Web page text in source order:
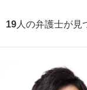
19 人の弁護士が見